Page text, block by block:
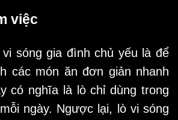
việc
sóng gia đình chủ yếu là để
các món ăn đơn giản nhanh
có nghĩa là lò chỉ dùng trong
ngày. Ngược lại, lò vi sóng